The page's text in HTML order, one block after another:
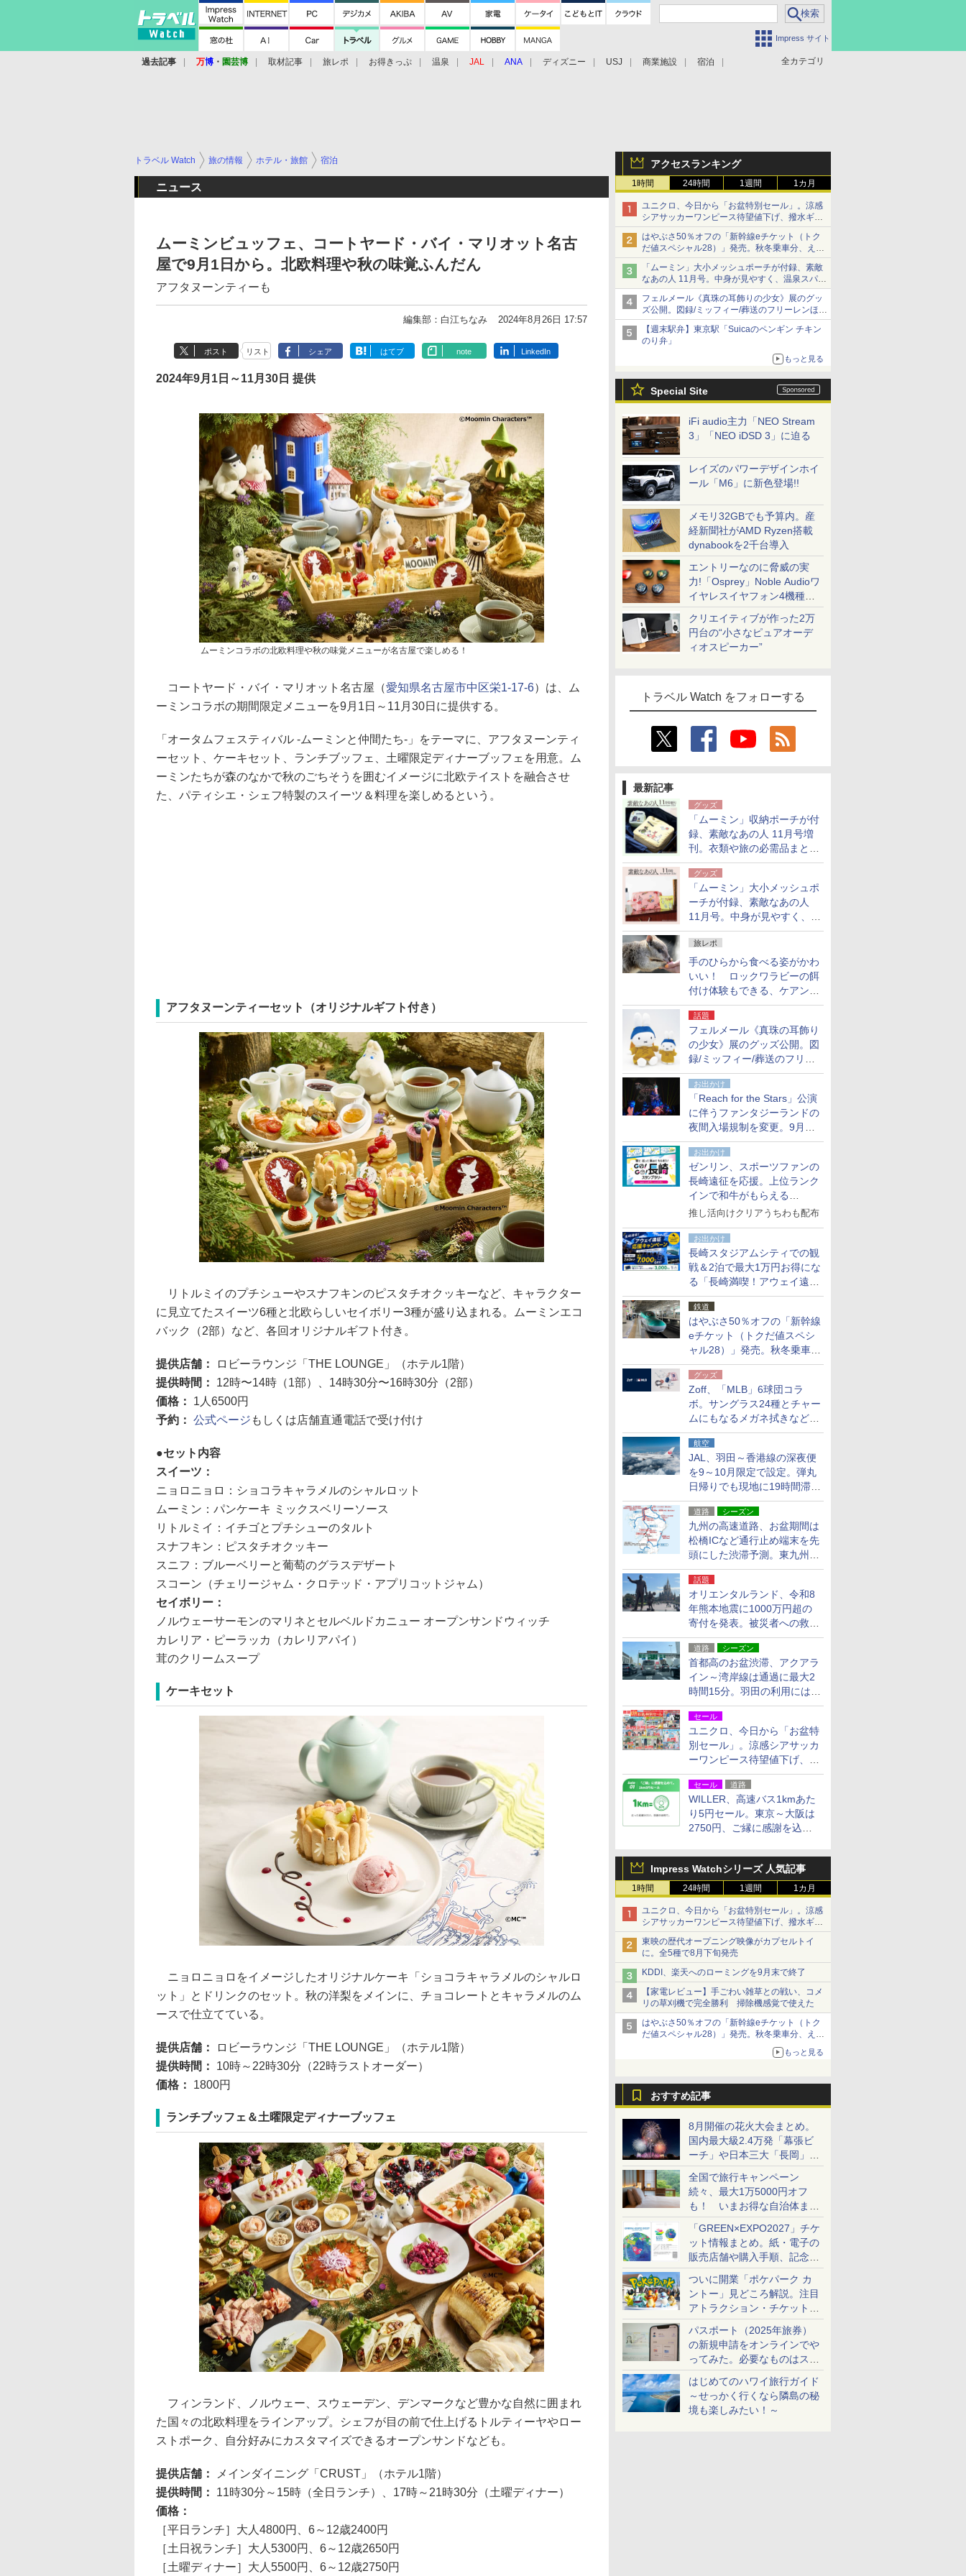
Impress サイト
全カテゴリ
過去記事 万博 ・ 園芸博 取材記事 旅レポ お得きっぷ 温泉 JAL ANA ディズニー USJ 商業施設 宿泊
アクセスランキング
1時間 24時間 1週間 1カ月
ユニクロ、今日から「お盆特別セール」。涼感
シアサッカーワンピース待望値下げ、撥水ギア
ショーツは1990円に
はやぶさ50％オフの「新幹線eチケット（トク
だ値スペシャル28）」発売。秋冬乗車分、えき
ねっと限定
「ムーミン」大小メッシュポーチが付録、素敵
なあの人 11月号。中身が見やすく、温泉スパに
も使える
フェルメール《真珠の耳飾りの少女》展のグッ
ズ公開。図録/ミッフィー/葬送のフリーレンほ
か、注目ブランドコラボが実現
【週末駅弁】東京駅「Suicaのペンギン チキン
のり弁」
もっと見る
Special Site
iFi audio主力「NEO Stream
3」「NEO iDSD 3」に迫る
レイズのパワーデザインホイ
ール「M6」に新色登場!!
メモリ32GBでも予算内。産
経新聞社がAMD Ryzen搭載
dynabookを2千台導入
エントリーなのに脅威の実
力!「Osprey」Noble Audioワ
イヤレスイヤフォン4機種を
一気に聴く
クリエイティブが作った2万
円台の“小さなピュアオーデ
ィオスピーカー”
トラベル Watch をフォローする
最新記事
グッズ
「ムーミン」収納ポーチが付
録、素敵なあの人 11月号増
刊。衣類や旅の必需品まとま
る大小2個セット
グッズ
「ムーミン」大小メッシュポ
ーチが付録、素敵なあの人
11月号。中身が見やすく、温
泉スパにも使える
旅レポ
手のひらから食べる姿がかわ
いい！ ロックワラビーの餌
付け体験もできる、ケアンズ
でアサートン高原の日本語ガ
イド付きツアーに参加してみ
た
話題
フェルメール《真珠の耳飾り
の少女》展のグッズ公開。図
録/ミッフィー/葬送のフリー
レンほか、注目ブランドコラ
ボが実現
お出かけ
「Reach for the Stars」公演
に伴うファンタジーランドの
夜間入場規制を変更。9月か
ら18時50分～20時ごろに
お出かけ
ゼンリン、スポーツファンの
長崎遠征を応援。上位ランク
インで和牛がもらえる
「GO！GO！長崎スタンプラ
推し活向けクリアうちわも配布
お出かけ
長崎スタジアムシティでの観
戦＆2泊で最大1万円お得にな
る「長崎満喫！アウェイ遠征
応援キャンペーン」
鉄道
はやぶさ50％オフの「新幹線
eチケット（トクだ値スペシ
ャル28）」発売。秋冬乗車
分、えきねっと限定
グッズ
Zoff、「MLB」6球団コラ
ボ。サングラス24種とチャー
ムにもなるメガネ拭きなど雑
貨24種
航空
JAL、羽田～香港線の深夜便
を9～10月限定で設定。弾丸
日帰りでも現地に19時間滞在
できる
道路 シーズン
九州の高速道路、お盆期間は
松橋ICなど通行止め端末を先
頭にした渋滞予測。東九州道
への迂回は料金調整を実施
話題
オリエンタルランド、令和8
年熊本地震に1000万円超の
寄付を発表。被災者への救援
活動・復旧支援
道路 シーズン
首都高のお盆渋滞、アクアラ
イン～湾岸線は通過に最大2
時間15分。羽田の利用には
「空港西出口」の利用検討を
セール
ユニクロ、今日から「お盆特
別セール」。涼感シアサッカ
ーワンピース待望値下げ、撥
水ギアショーツは1990円に
セール 道路
WILLER、高速バス1kmあた
り5円セール。東京～大阪は
2750円、ご縁に感謝を込め
Impress Watchシリーズ 人気記事
1時間 24時間 1週間 1カ月
ユニクロ、今日から「お盆特別セール」。涼感
シアサッカーワンピース待望値下げ、撥水ギア
ショーツは1990円に
東映の歴代オープニング映像がカプセルトイ
に。全5種で8月下旬発売
KDDI、楽天へのローミングを9月末で終了
【家電レビュー】手ごわい雑草との戦い、コメ
リの草刈機で完全勝利 掃除機感覚で使えた
はやぶさ50％オフの「新幹線eチケット（トク
だ値スペシャル28）」発売。秋冬乗車分、えき
もっと見る
おすすめ記事
8月開催の花火大会まとめ。
国内最大級2.4万発「幕張ビ
ーチ」や日本三大「長岡」な
ど大型イベント目白押し！
全国で旅行キャンペーン
続々、最大1万5000円オフ
も！ いまお得な自治体まと
め
「GREEN×EXPO2027」チケ
ット情報まとめ。紙・電子の
販売店舗や購入手順、記念チ
ケットも解説
ついに開業「ポケパーク カ
ントー」見どころ解説。注目
アトラクション・チケット手
配・来場前に必要な準備は？
パスポート（2025年旅券）
の新規申請をオンラインでや
ってみた。必要なものはスマ
ホとマイナカードのみ
はじめてのハワイ旅行ガイド
～せっかく行くなら隣島の秘
境も楽しみたい！～
トラベル Watch 旅の情報 ホテル・旅館 宿泊
ニュース
ムーミンビュッフェ、コートヤード・バイ・マリオット名古
屋で9月1日から。北欧料理や秋の味覚ふんだん
アフタヌーンティーも
編集部：白江ちなみ 2024年8月26日 17:57
ポスト リスト シェア はてブ note LinkedIn
2024年9月1日～11月30日 提供
ムーミンコラボの北欧料理や秋の味覚メニューが名古屋で楽しめる！
コートヤード・バイ・マリオット名古屋（愛知県名古屋市中区栄1-17-6）は、ム
ーミンコラボの期間限定メニューを9月1日～11月30日に提供する。
「オータムフェスティバル -ムーミンと仲間たち-」をテーマに、アフタヌーンティ
ーセット、ケーキセット、ランチブッフェ、土曜限定ディナーブッフェを用意。ム
ーミンたちが森のなかで秋のごちそうを囲むイメージに北欧テイストを融合させ
た、パティシエ・シェフ特製のスイーツ＆料理を楽しめるという。
アフタヌーンティーセット（オリジナルギフト付き）
リトルミイのプチシューやスナフキンのピスタチオクッキーなど、キャラクター
に見立てたスイーツ6種と北欧らしいセイボリー3種が盛り込まれる。ムーミンエコ
バック（2部）など、各回オリジナルギフト付き。
提供店舗：
ロビーラウンジ「THE LOUNGE」（ホテル1階）
提供時間： 12時〜14時（1部）、14時30分〜16時30分（2部）
価格： 1人6500円
予約： 公式ページ もしくは店舗直通電話で受け付け
セット内容
スイーツ：
ニョロニョロ：ショコラキャラメルのシャルロット
ムーミン：パンケーキ ミックスベリーソース
リトルミイ：イチゴとプチシューのタルト
スナフキン：ピスタチオクッキー
スニフ：ブルーベリーと葡萄のグラスデザート
スコーン（チェリージャム・クロテッド・アプリコットジャム）
セイボリー：
ノルウェーサーモンのマリネとセルベルドカニュー オープンサンドウィッチ
カレリア・ピーラッカ（カレリアパイ）
茸のクリームスープ
ケーキセット
ニョロニョロをイメージしたオリジナルケーキ「ショコラキャラメルのシャルロ
ット」とドリンクのセット。秋の洋梨をメインに、チョコレートとキャラメルのム
ースで仕立てている。
提供店舗：
ロビーラウンジ「THE LOUNGE」（ホテル1階）
提供時間： 10時～22時30分（22時ラストオーダー）
価格： 1800円
ランチブッフェ＆土曜限定ディナーブッフェ
フィンランド、ノルウェー、スウェーデン、デンマークなど豊かな自然に囲まれ
た国々の北欧料理をラインアップ。シェフが目の前で仕上げるトルティーヤやロー
ストポーク、自分好みにカスタマイズできるオープンサンドなども。
提供店舗：
メインダイニング「CRUST」（ホテル1階）
提供時間： 11時30分～15時（全日ランチ）、17時～21時30分（土曜ディナー）
価格：
［平日ランチ］大人4800円、6～12歳2400円
［土日祝ランチ］大人5300円、6～12歳2650円
［土曜ディナー］大人5500円、6～12歳2750円